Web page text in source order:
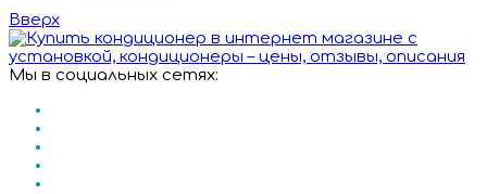
Вверх
Мы в социальных сетях: